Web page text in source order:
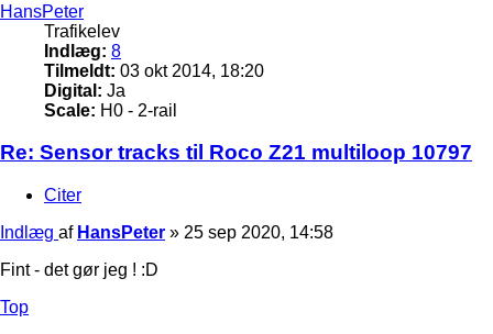
HansPeter
Trafikelev
Indlæg: 8
Tilmeldt: 03 okt 2014, 18:20
Digital: Ja
Scale: H0 - 2-rail
Re: Sensor tracks til Roco Z21 multiloop 10797
Citer
Indlæg af HansPeter » 25 sep 2020, 14:58
Fint - det gør jeg ! :D
Top